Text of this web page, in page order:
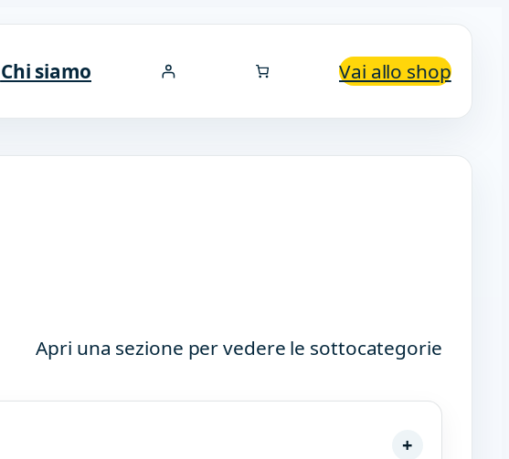
Chi siamo Vai allo shop
Apri una sezione per vedere le sottocategorie